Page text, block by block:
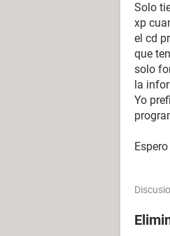
Solo
xp
el cd
que
solo
la
Yo